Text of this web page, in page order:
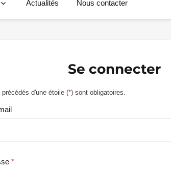
Actualités Nous contacter
Se connecter
d'une étoile (*) sont obligatoires.